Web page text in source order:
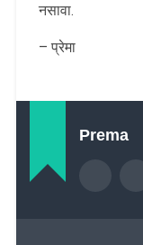
नसावा.
– प्रेमा
Prema